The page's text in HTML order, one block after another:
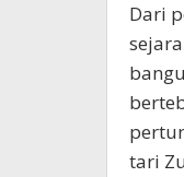
Dari
tari